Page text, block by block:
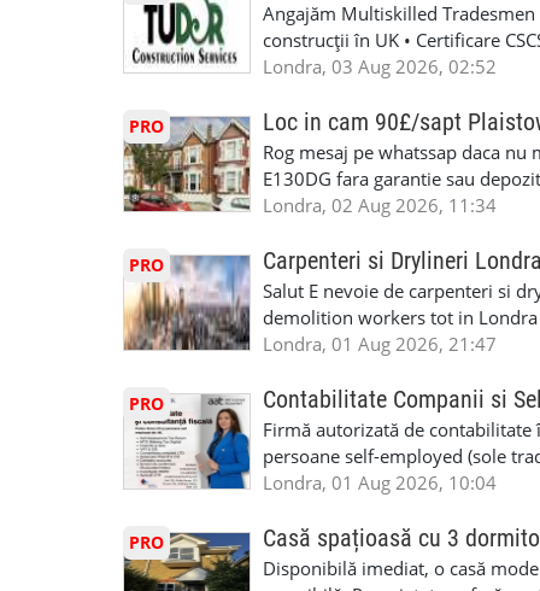
Angajăm Multiskilled
construcții în UK • Certificare
specializate (căutăm
interioare • Permis de
(reprezintă un avantaj
performanță • £200 – £250 pe
posibilități reale de avansare •
oră pauză de masă) •
Londra, 03 Aug 2026, 02:52
PRO Loc in cam 90£/sapt
Rog mesaj pe whatssap daca nu
E130DG fara garantie sau
fiecare pat beneficiaza de dulap
saptaminal fara garantie sau
de 1/sapt) -tel- 07440366084
Londra, 02 Aug 2026, 11:34
PRO Carpenteri si Drylineri Londra
Salut E nevoie de carpenteri si
demolition workers tot in
Londra, 01 Aug 2026, 21:47
PRO Contabilitate Companii si
Firmă autorizată de contabilitate
persoane self-employed (sole
închiriate (landlords) Serviciile
HMRC: PAYE / VAT / CIS ✔
Consultanță fiscală ✔ Declarații
Londra, 01 Aug 2026, 10:04
PRO Casă spațioasă cu 3
Disponibilă imediat, o casă